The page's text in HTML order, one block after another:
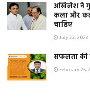
अखिलेश ने
कला और
चाहिए
July 22, 2023
सफलता की
February 25,